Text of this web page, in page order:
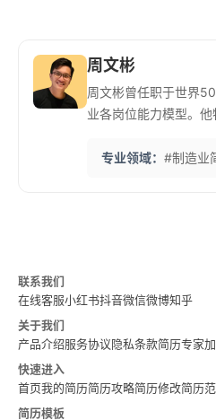
周文彬
周文彬曾任职于世界
业各岗位能力模型。
历标准化体系’注重可
专业领域： #制造业
联系我们
在线客服小红书抖音微信微博知乎
关于我们
产品介绍服务协议隐私条款简历专家
快速进入
首页我的简历简历攻略简历修改简历
简历模板